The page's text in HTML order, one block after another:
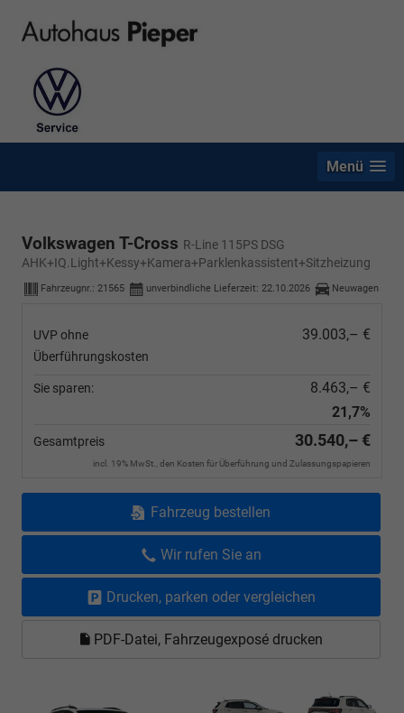
Menü
Volkswagen T-Cross R-Line 115PS DSG
AHK+IQ.Light+Kessy+Kamera+Parklenkassistent+Sitzheizung
Fahrzeugnr.: 21565 unverbindliche Lieferzeit: 22.10.2026 Neuwagen
UVP ohne
Überführungskosten
39.003,– €
Sie sparen:
8.463,– €
21,7%
Gesamtpreis 30.540,– €
incl. 19% MwSt., den Kosten für Überführung und Zulassungspapieren
Fahrzeug bestellen
Wir rufen Sie an
Drucken, parken oder vergleichen
PDF-Datei, Fahrzeugexposé drucken